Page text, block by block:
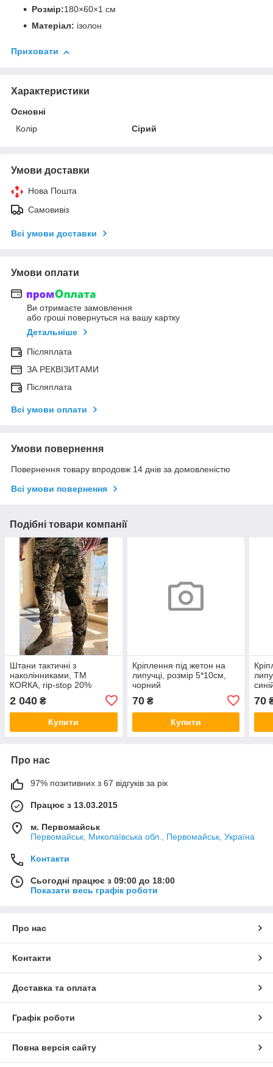
Розмір:180×60×1 см
Матеріал: ізолон
Приховати
Характеристики
Основні
Колір
Сірий
Умови доставки
Нова Пошта
Самовивіз
Всі умови доставки
Умови оплати
Ви отримаєте замовлення
або гроші повернуться на вашу картку
Детальніше
Післяплата
ЗА РЕКВІЗИТАМИ
Післяплата
Всі умови оплати
Умови повернення
Повернення товару впродовж 14 днів за домовленістю
Всі умови повернення
Подібні товари компанії
Штани тактичні з
наколінниками, ТМ
КОRКА, rip-stop 20%
водовідштовхуючий ефект,
піксель
2 040 ₴
Купити
Кріплення під жетон на
липучці, розмір 5*10см,
чорний
70₴
Купити
70
Про нас
97% позитивних з 67 відгуків за рік
Працює з 13.03.2015
м. Первомайськ
Первомайськ, Миколаївська обл., Первомайськ, Україна
Контакти
Сьогодні працює з 09:00 до 18:00
Показати весь графік роботи
Про нас
Контакти
Доставка та оплата
Графік роботи
Повна версія сайту